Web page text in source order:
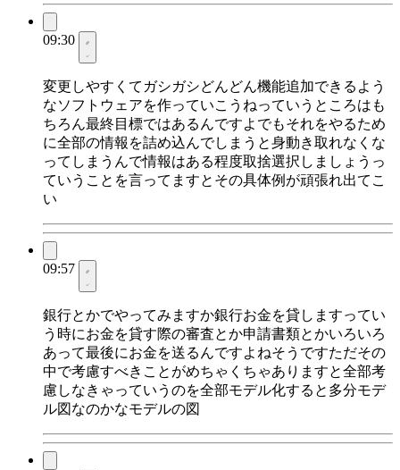
09:30
変更しやすくてガシガシどんどん機能追加できるよう
なソフトウェアを作っていこうねっていうところはも
ちろん最終目標ではあるんですよでもそれをやるため
に全部の情報を詰め込んでしまうと身動き取れなくな
ってしまうんで情報はある程度取捨選択しましょうっ
ていうことを言ってますとその具体例が頑張れ出てこ
い
09:57
銀行とかでやってみますか銀行お金を貸しますってい
う時にお金を貸す際の審査とか申請書類とかいろいろ
あって最後にお金を送るんですよねそうですただその
中で考慮すべきことがめちゃくちゃありますと全部考
慮しなきゃっていうのを全部モデル化すると多分モデ
ル図なのかなモデルの図